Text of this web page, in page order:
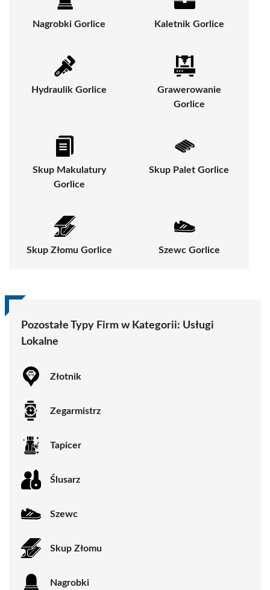
Nagrobki Gorlice Kaletnik Gorlice
Hydraulik Gorlice
Grawerowanie
Gorlice
Skup Makulatury
Gorlice
Skup Palet Gorlice
Skup Złomu Gorlice Szewc Gorlice
Pozostałe Typy Firm w Kategorii: Usługi
Lokalne
Złotnik
Zegarmistrz
Tapicer
Ślusarz
Szewc
Skup Złomu
Nagrobki